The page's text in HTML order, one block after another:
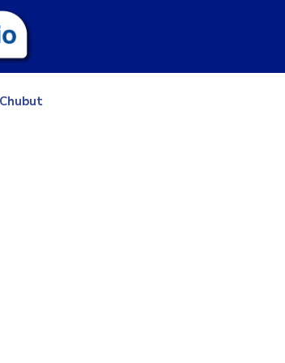
Chubut